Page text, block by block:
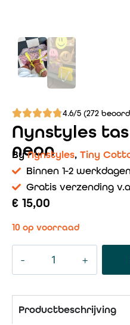
4.6/5 (272
Nynstyles
neon
ByNynstyles, Tiny
Binnen 1-2
Gratis verzending
€ 15,00
10 op voorraad
Productbeschrijving